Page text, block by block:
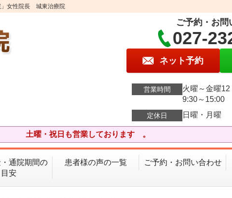
」女性院長 城東治療院
ご予約・お問
027-
ネット予約
営業時間
火曜～金曜
9:30～15:00
定休日 日曜・月曜
土曜・祝日も営業しております 。
通院期間の
目安
患者様の声の一覧 ご予約・お問い合わせ